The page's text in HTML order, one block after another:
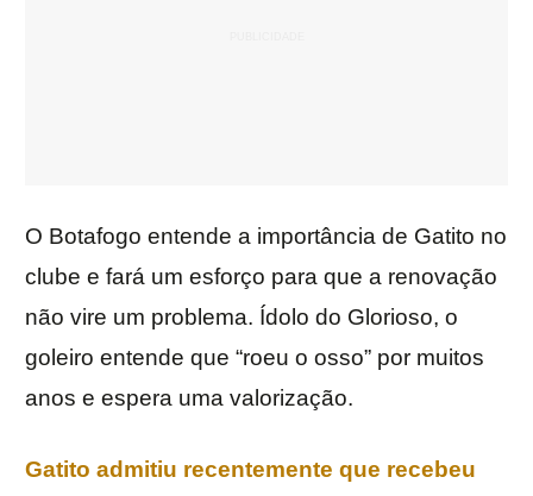
O Botafogo entende a importância de Gatito no
clube e fará um esforço para que a renovação
não vire um problema. Ídolo do Glorioso, o
goleiro entende que “roeu o osso” por muitos
anos e espera uma valorização.
Gatito admitiu recentemente que recebeu